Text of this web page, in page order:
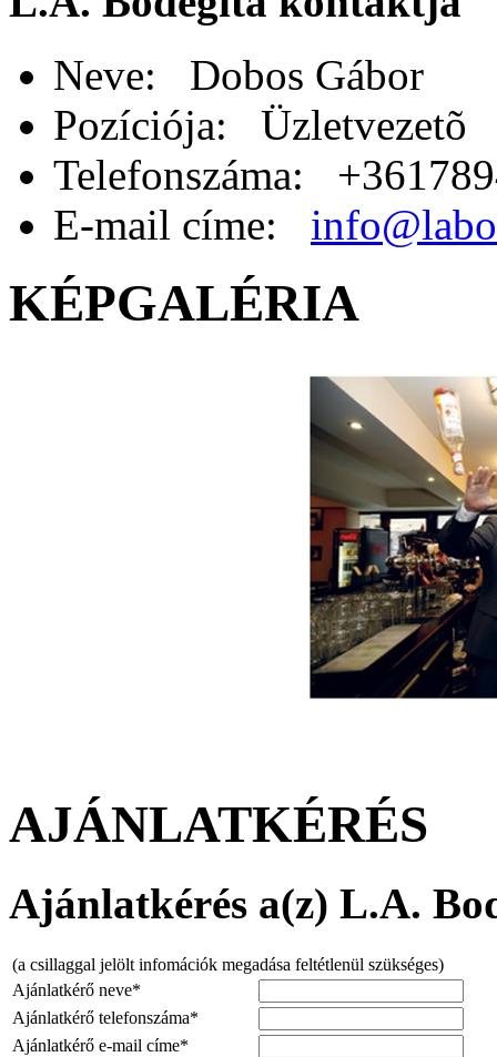
Neve: Dobos Gábor
Pozíciója: Üzletvezetõ
Telefonszáma:
E-mail címe:
KÉPGALÉRIA
AJÁNLATKÉRÉS
Ajánlatkérés a(z) L.A.
(a csillaggal jelölt infomációk megadása feltétlenül szükséges)
Ajánlatkérő neve*
Ajánlatkérő telefonszáma*
Ajánlatkérő e-mail címe*